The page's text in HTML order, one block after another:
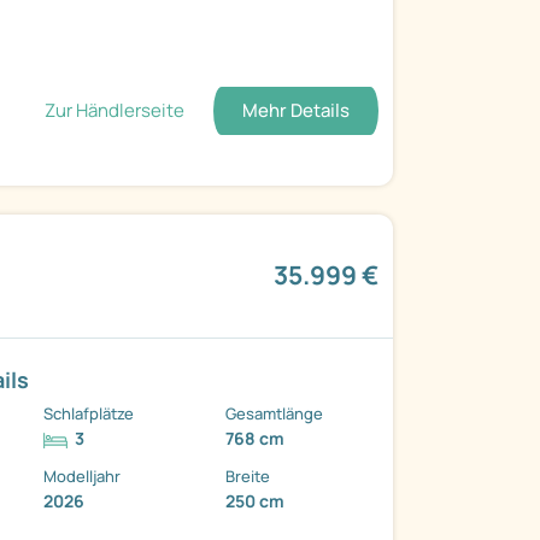
Zur Händlerseite Mehr Details
35.999 €
Schlafplätze
3
Gesamtlänge
768 cm
Modelljahr
2026
Breite
250 cm